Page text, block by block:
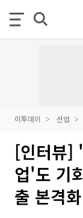
이투데이 산업
[인터뷰]
업'도 기
출 본격